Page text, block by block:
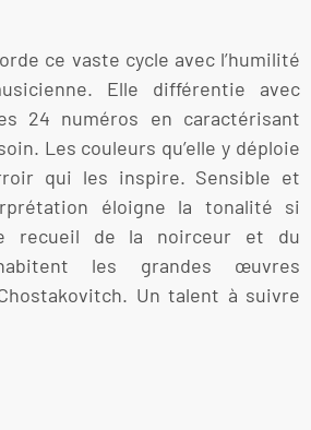
ce vaste cycle avec l’humilité
Elle différentie avec
24 numéros en caractérisant
Les couleurs qu’elle y déploie
qui les inspire. Sensible et
éloigne la tonalité si
recueil de la noirceur et du
les grandes œuvres
Un talent à suivre